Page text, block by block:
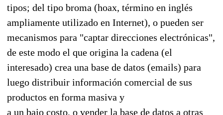
tipos; del tipo broma (hoax, término en inglés
ampliamente utilizado en Internet), o pueden ser
mecanismos para "captar direcciones electrónicas",
de este modo el que origina la cadena (el
interesado) crea una base de datos (emails) para
luego distribuir información comercial de sus
productos en forma masiva y
a un bajo costo, o vender la base de datos a otras